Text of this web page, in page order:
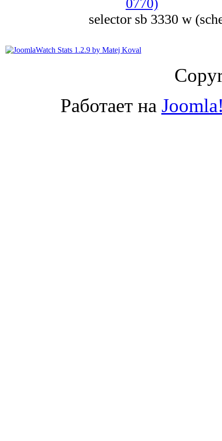
selector sb 3330 w
Работает на